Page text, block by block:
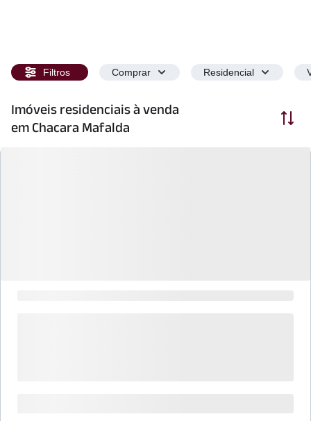
Filtros Comprar Residencial
Imóveis residenciais à venda
em Chacara Mafalda
Ordenar